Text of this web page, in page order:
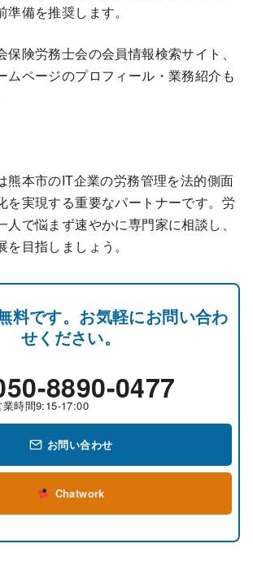
備を推奨します。
険労務士会の会員情報検索サイト、
ムページのプロフィール・業務紹介も
熊本市のIT企業の労務管理を法的側面
を実現する重要なパートナーです。労
で悩まず速やかに専門家に相談し、
目指しましょう。
料です。お気軽にお問い合わ
せください。
8890-0477
業時間9:15-17:00
お問い合わせ
Chatwork